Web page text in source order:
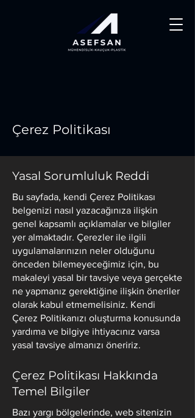
Çerez Politikası
Yasal Sorumluluk Reddi
Bu sayfada, kendi Çerez Politikası
belgenizi nasıl yazacağınıza ilişkin
genel kapsamlı açıklamalar ve bilgiler
yer almaktadır. Çerezler ile ilgili
uygulamalarınızın neler olduğunu
önceden bilemeyeceğimiz için, bu
makaleyi yasal bir tavsiye veya gerçekte
ne yapmanız gerektiğine ilişkin öneriler
olarak kabul etmemelisiniz. Kendi
Çerez Politikanızı oluşturma konusunda
yardıma ve bilgiye ihtiyacınız varsa
yasal tavsiye almanızı öneririz.
Çerez Politikası Hakkında
Temel Bilgiler
Bazı yargı bölgelerinde, web sitenizin